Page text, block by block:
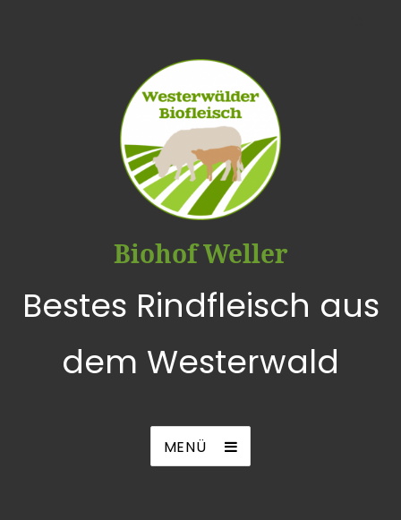
Biohof Weller
Bestes Rindfleisch aus
dem Westerwald
MENÜ